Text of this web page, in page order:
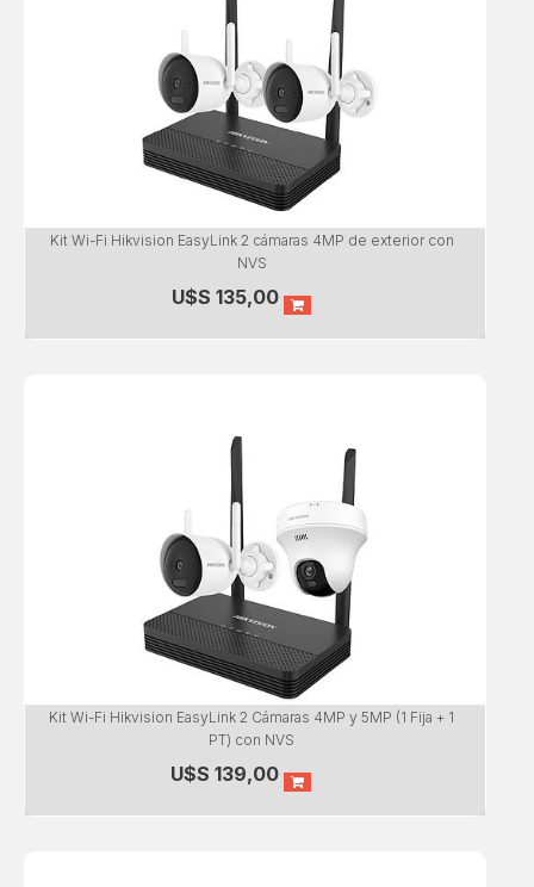
Kit Wi-Fi Hikvision EasyLink 2 cámaras 4MP de exterior con
NVS
U$S 135,00
Kit Wi-Fi Hikvision EasyLink 2 Cámaras 4MP y 5MP (1 Fija + 1
PT) con NVS
U$S139,00